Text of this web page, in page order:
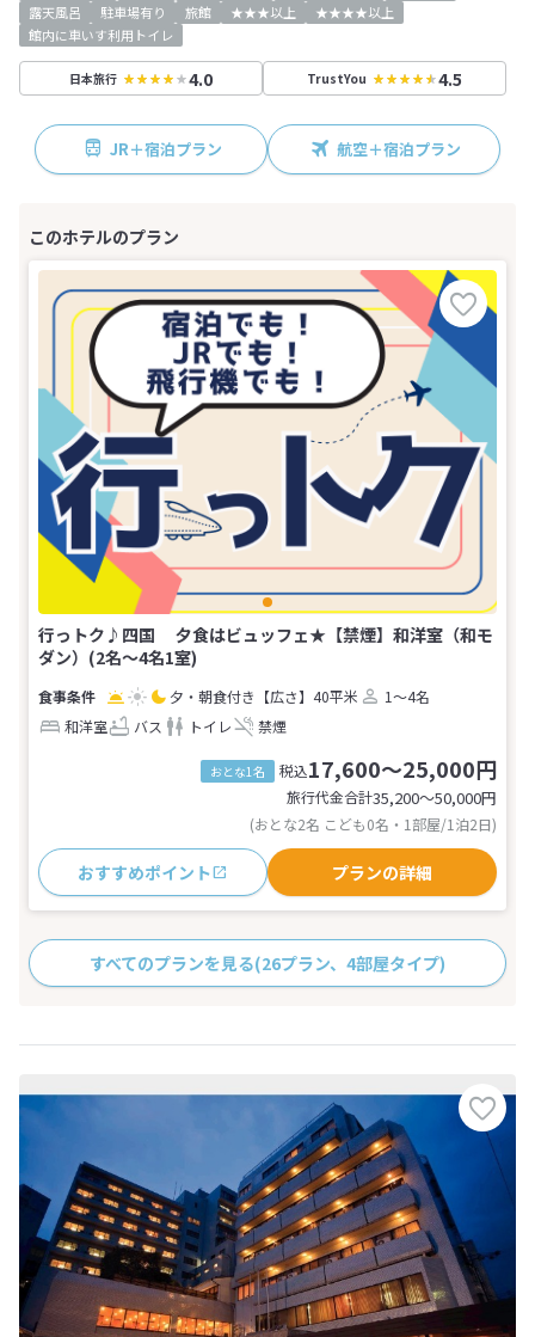
露天風呂
駐車場有り 旅館 ★★★以上
★★★★以上
館内に車いす利用トイレ
日本旅行 4.0 TrustYou 4.5
JR＋宿泊プラン 航空＋宿泊プラン
行っトク♪四国 夕食はビュッフェ★【禁煙】和洋室（和モ
ダン）(2名～4名1室)
夕・朝食付き 【広さ】40平米
1～4名
和洋室
バス トイレ 禁煙
おとな1名 税込17,600～25,000円
旅行代金合計35,200〜50,000円
(おとな2名 こども0名・1部屋/1泊2日)
おすすめポイント プランの詳細
すべてのプランを見る(26プラン、4部屋タイプ)